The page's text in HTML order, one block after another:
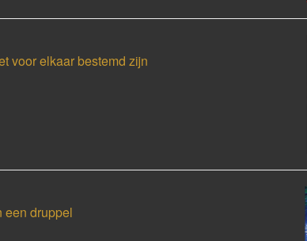
voor elkaar bestemd zijn
een druppel